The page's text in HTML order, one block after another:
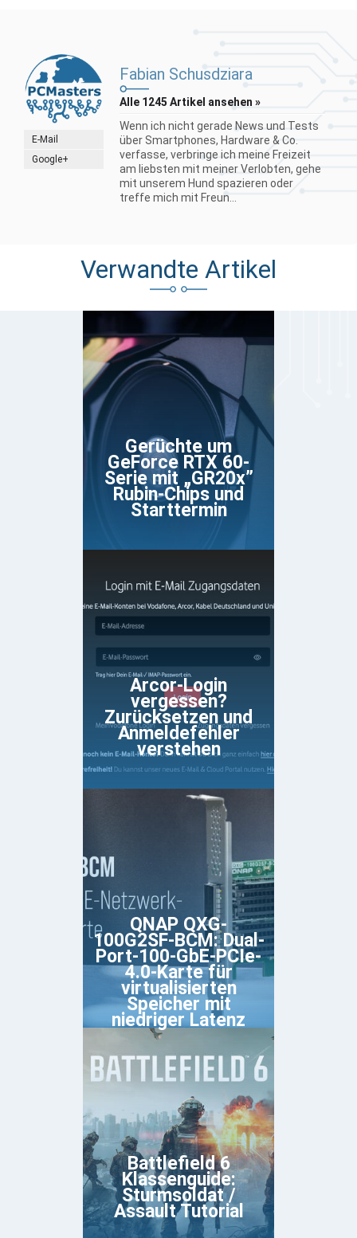
E-Mail
Google+
Fabian Schusdziara
Alle 1245 Artikel ansehen »
Wenn ich nicht gerade News und Tests
über Smartphones, Hardware & Co.
verfasse, verbringe ich meine Freizeit
am liebsten mit meiner Verlobten, gehe
mit unserem Hund spazieren oder
treffe mich mit Freun...
Verwandte Artikel
Gerüchte um
GeForce RTX 60-
Serie mit „GR20x”
Rubin-Chips und
Starttermin
Arcor-Login
vergessen?
Zurücksetzen und
Anmeldefehler
verstehen
QNAP QXG-
100G2SF-BCM: Dual-
Port-100-GbE-PCIe-
4.0-Karte für
virtualisierten
Speicher mit
niedriger Latenz
Battlefield 6
Klassenguide:
Sturmsoldat /
Assault Tutorial